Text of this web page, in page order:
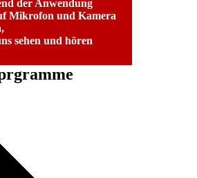
der Anwendung
Mikrofon und Kamera
sehen und hören